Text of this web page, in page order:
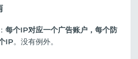
每个IP对应一个广告账户，每个防
IP。没有例外。